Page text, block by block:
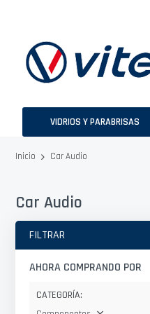
VIDRIOS Y PARABRISAS
Inicio Car Audio
Car Audio
FILTRAR
AHORA COMPRANDO POR
CATEGORÍA